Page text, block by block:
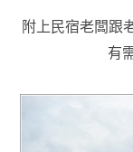
附上民宿老闆跟
有